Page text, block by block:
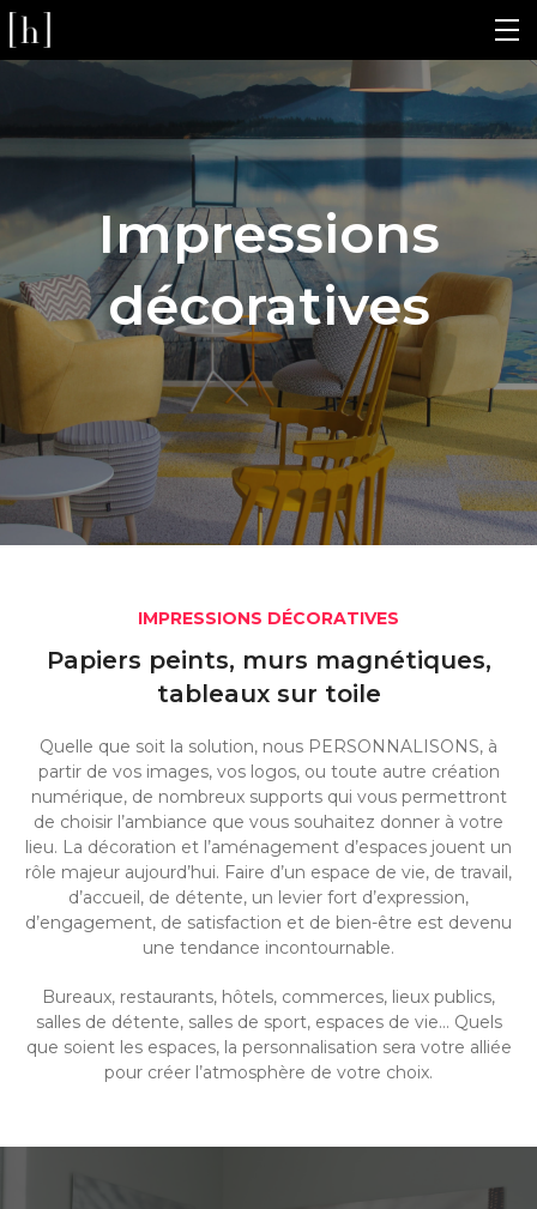
Impressions
décoratives
IMPRESSIONS DÉCORATIVES
Papiers peints, murs magnétiques,
tableaux sur toile
Quelle que soit la solution, nous PERSONNALISONS, à
partir de vos images, vos logos, ou toute autre création
numérique, de nombreux supports qui vous permettront
de choisir l’ambiance que vous souhaitez donner à votre
lieu. La décoration et l’aménagement d’espaces jouent un
rôle majeur aujourd’hui. Faire d’un espace de vie, de travail,
d’accueil, de détente, un levier fort d’expression,
d’engagement, de satisfaction et de bien-être est devenu
une tendance incontournable.
Bureaux, restaurants, hôtels, commerces, lieux publics,
salles de détente, salles de sport, espaces de vie… Quels
que soient les espaces, la personnalisation sera votre alliée
pour créer l’atmosphère de votre choix.